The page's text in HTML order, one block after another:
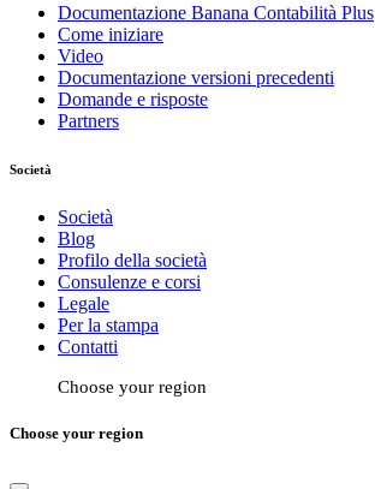
Documentazione Banana Contabilità Plus
Come iniziare
Video
Documentazione versioni precedenti
Domande e risposte
Partners
Società
Società
Blog
Profilo della società
Consulenze e corsi
Legale
Per la stampa
Contatti
Choose your region
Choose your region